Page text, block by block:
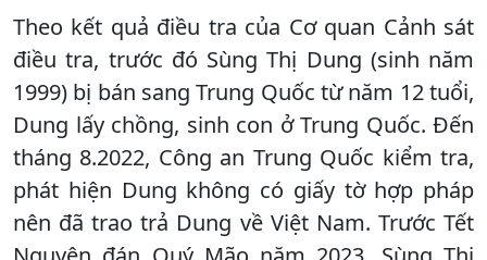
Theo kết quả điều tra của Cơ quan Cảnh sát
điều tra, trước đó Sùng Thị Dung (sinh năm
1999) bị bán sang Trung Quốc từ năm 12 tuổi,
Dung lấy chồng, sinh con ở Trung Quốc. Đến
tháng 8.2022, Công an Trung Quốc kiểm tra,
phát hiện Dung không có giấy tờ hợp pháp
nên đã trao trả Dung về Việt Nam. Trước Tết